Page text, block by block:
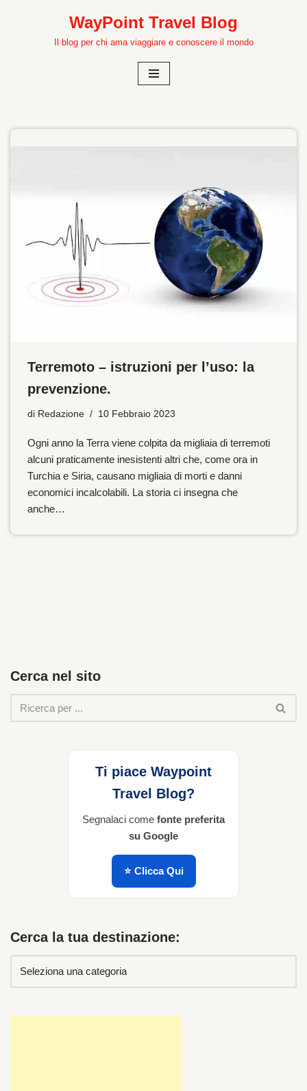
WayPoint Travel Blog
Il blog per chi ama viaggiare e conoscere il mondo
Terremoto – istruzioni per l’uso: la
prevenzione.
di Redazione 10 Febbraio 2023
Ogni anno la Terra viene colpita da migliaia di terremoti
alcuni praticamente inesistenti altri che, come ora in
Turchia e Siria, causano migliaia di morti e danni
economici incalcolabili. La storia ci insegna che
anche…
Cerca nel sito
Ti piace Waypoint
Travel Blog?
Segnalaci come fonte preferita
su Google
⭐ Clicca Qui
Cerca la tua destinazione: